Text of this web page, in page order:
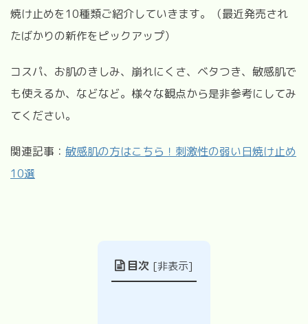
焼け止めを10種類ご紹介していきます。（最近発売され
たばかりの新作をピックアップ）
コスパ、お肌のきしみ、崩れにくさ、ベタつき、敏感肌で
も使えるか、などなど。様々な観点から是非参考にしてみ
てください。
関連記事： 敏感肌の方はこちら！刺激性の弱い日焼け止め
10選
目次 [非表示]